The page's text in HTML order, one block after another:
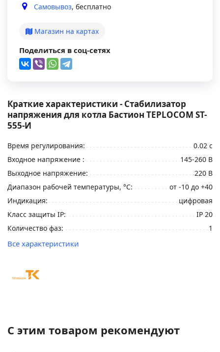
Самовывоз, бесплатно
Магазин на картах
Поделиться в соц-сетях
Краткие характеристики - Стабилизатор
напряжения для котла Бастион TEPLOCOM ST-
555-И
Время регулирования:
0.02 с
Входное напряжение :
145-260 В
Выходное напряжение:
220 В
Диапазон рабочей температуры, °С:
от -10 до +40
Индикация:
цифровая
Класс защиты IP:
IP 20
Количество фаз:
1
Все характеристики
С этим товаром рекомендуют